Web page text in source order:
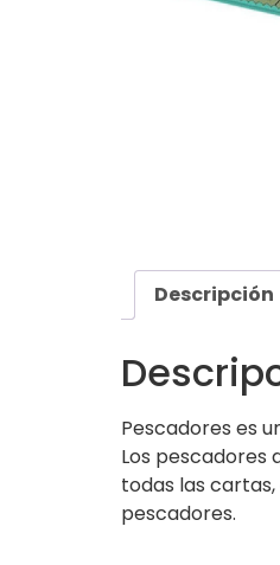
Descripción
Pescadores es
Los pescadores
todas las
pescadores.